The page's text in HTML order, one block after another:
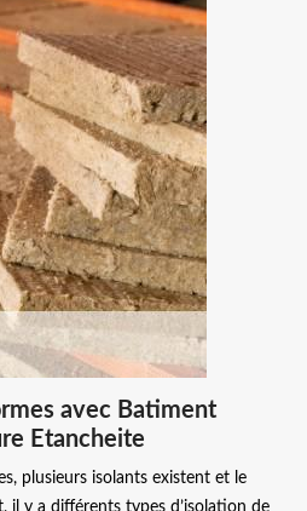
avec Batiment
Etancheite
plusieurs isolants existent et le
il y a différents types d’isolation de